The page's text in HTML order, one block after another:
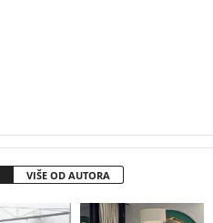
VIŠE OD AUTORA